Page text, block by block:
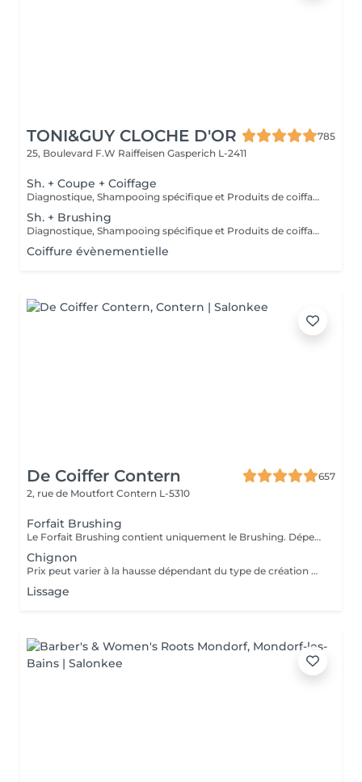
TONI&GUY CLOCHE D'OR
785
25, Boulevard F.W Raiffeisen Gasperich L-2411
Sh. + Coupe + Coiffage
Diagnostique, Shampooing spécifique et Produits de coiffage inclus.
Sh. + Brushing
Diagnostique, Shampooing spécifique et Produits de coiffage inclus.
Coiffure évènementielle
De Coiffer Contern
657
2, rue de Moutfort Contern L-5310
Forfait Brushing
Le Forfait Brushing contient uniquement le Brushing. Dépendant de la longueur des cheveux, le prix peut varier. En cas de questions veuillez appeler au +352 26 35 02 89.
Chignon
Prix peut varier à la hausse dépendant du type de création finalement réalisée.
Lissage